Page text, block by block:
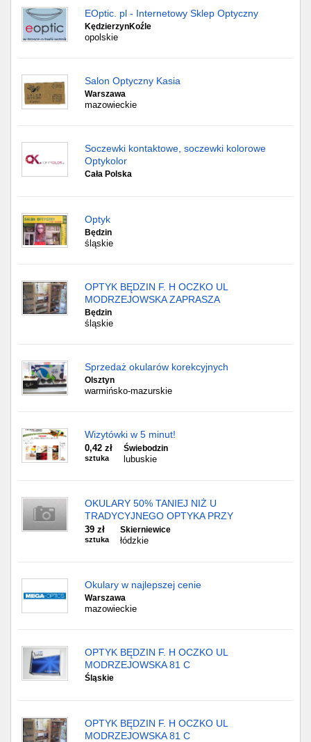
EOptic. pl - Internetowy Sklep Optyczny
KędzierzynKoźle
opolskie
Salon Optyczny Kasia
Warszawa
mazowieckie
Soczewki kontaktowe, soczewki kolorowe
Optykolor
Cała Polska
Optyk
Będzin
śląskie
OPTYK BĘDZIN F. H OCZKO UL
MODRZEJOWSKA ZAPRASZA
Będzin
śląskie
Sprzedaż okularów korekcyjnych
Olsztyn
warmińsko-mazurskie
Wizytówki w 5 minut!
0,42 zł
sztuka
Świebodzin
lubuskie
OKULARY 50% TANIEJ NIŻ U
TRADYCYJNEGO OPTYKA PRZY
39 zł
sztuka
Skierniewice
łódzkie
Okulary w najlepszej cenie
Warszawa
mazowieckie
OPTYK BĘDZIN F. H OCZKO UL
MODRZEJOWSKA 81 C
Śląskie
OPTYK BĘDZIN F. H OCZKO UL
MODRZEJOWSKA 81 C